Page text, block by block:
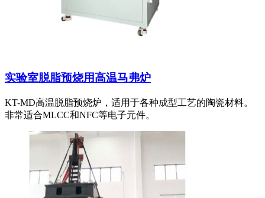
实验室脱脂预烧用高温马弗炉
KT-MD高温脱脂预烧炉，适用于各种成型工艺的陶瓷材料。
非常适合MLCC和NFC等电子元件。